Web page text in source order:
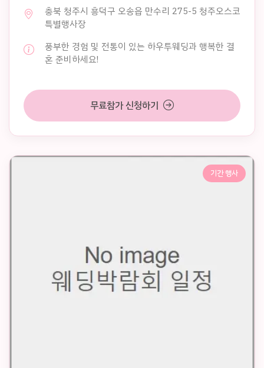
충북 청주시 흥덕구 오송읍 만수리 275-5 청주오스코
특별행사장
풍부한 경험 및 전통이 있는 하우투웨딩과 행복한 결
혼 준비하세요!
무료참가 신청하기
기간 행사